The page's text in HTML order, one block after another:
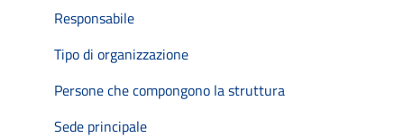
Responsabile
Tipo di organizzazione
Persone che compongono la struttura
Sede principale